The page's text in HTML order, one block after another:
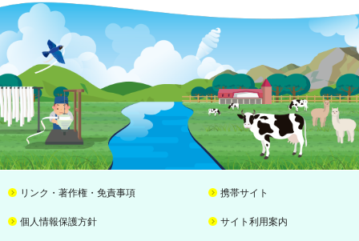
リンク・著作権・免責事項 携帯サイト
個人情報保護方針 サイト利用案内